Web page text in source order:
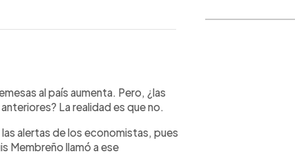
al país aumenta. Pero, ¿las
La realidad es que no.
alertas de los economistas, pues
Membreño llamó a ese